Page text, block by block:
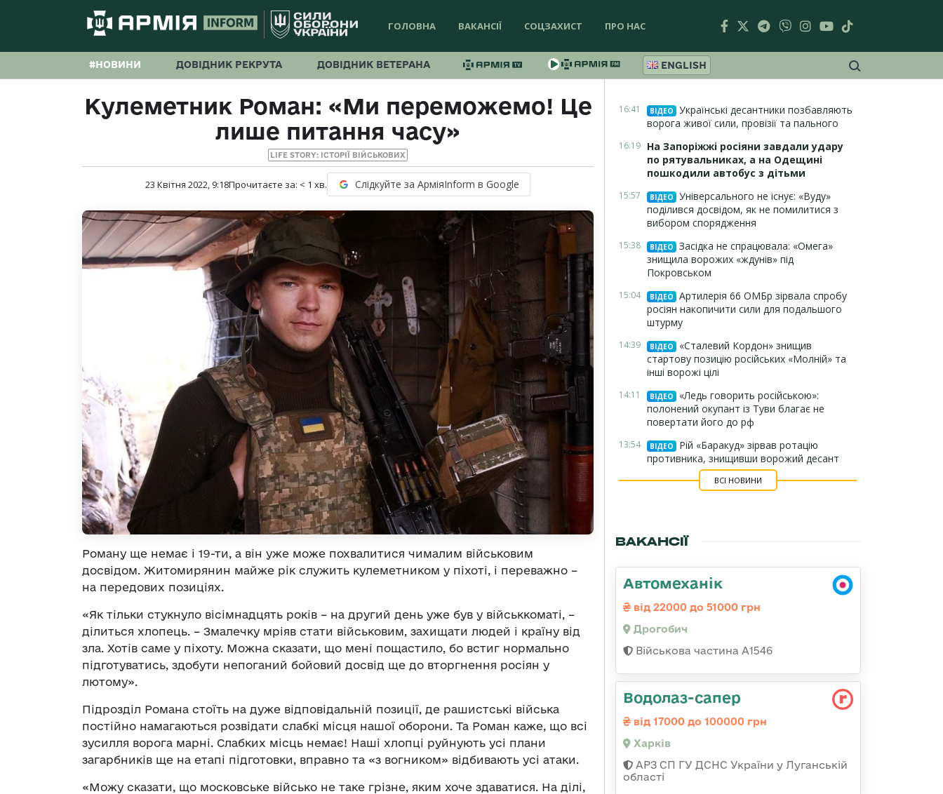
ГОЛОВНА ВАКАНСІЇ СОЦЗАХИСТ ПРО НАС
#НОВИНИ ДОВІДНИК РЕКРУТА ДОВІДНИК ВЕТЕРАНА ENGLISH
Кулеметник Роман: «Ми переможемо! Це
лише питання часу»
LIFE STORY: ІСТОРІЇ ВІЙСЬКОВИХ
23 Квітня 2022, 9:18Прочитаєте за: < 1 хв. Слідкуйте за АрміяInform в Google
Роману ще немає і 19-ти, а він уже може похвалитися чималим військовим
досвідом. Житомирянин майже рік служить кулеметником у піхоті, і переважно –
на передових позиціях.
«Як тільки стукнуло вісімнадцять років – на другий день уже був у військкоматі, –
ділиться хлопець. – Змалечку мріяв стати військовим, захищати людей і країну від
зла. Хотів саме у піхоту. Можна сказати, що мені пощастило, бо встиг нормально
підготуватись, здобути непоганий бойовий досвід ще до вторгнення росіян у
лютому».
Підрозділ Романа стоїть на дуже відповідальній позиції, де рашистські війська
постійно намагаються розвідати слабкі місця нашої оборони. Та Роман каже, що всі
зусилля ворога марні. Слабких місць немає! Наші хлопці руйнують усі плани
загарбників ще на етапі підготовки, вправно та «з вогником» відбивають усі атаки.
«Можу сказати, що московське військо не таке грізне, яким хоче здаватися. На ділі,
16:41 ВІДЕО
Українські десантники позбавляють
ворога живої сили, провізії та пального
16:19 На Запоріжжі росіяни завдали удару
по рятувальниках, а на Одещині
пошкодили автобус з дітьми
15:57 ВІДЕО
Універсального не існує: «Вуду»
поділився досвідом, як не помилитися з
вибором спорядження
15:38 ВІДЕО
Засідка не спрацювала: «Омега»
знищила ворожих «ждунів» під
Покровськом
15:04 ВІДЕО
Артилерія 66 ОМБр зірвала спробу
росіян накопичити сили для подальшого
штурму
14:39 ВІДЕО
«Сталевий Кордон» знищив
стартову позицію російських «Молній» та
інші ворожі цілі
14:11 ВІДЕО
«Ледь говорить російською»:
полонений окупант із Туви благає не
повертати його до рф
13:54 ВІДЕО
Рій «Баракуд» зірвав ротацію
противника, знищивши ворожий десант
ВСІ НОВИНИ
ВАКАНСІЇ
Автомеханік
від 22000 до 51000 грн
Дрогобич
Військова частина А1546
Водолаз-сапер
від 17000 до 100000 грн
Харків
АРЗ СП ГУ ДСНС України у Луганській
області